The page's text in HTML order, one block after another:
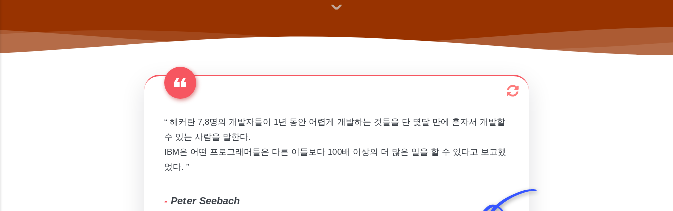
“ 해커란 7,8명의 개발자들이 1년 동안 어렵게 개발하는 것들을 단 몇달 만에 혼자서 개발할
수 있는 사람을 말한다.
IBM은 어떤 프로그래머들은 다른 이들보다 100배 이상의 더 많은 일을 할 수 있다고 보고했
었다. ”
- Peter Seebach